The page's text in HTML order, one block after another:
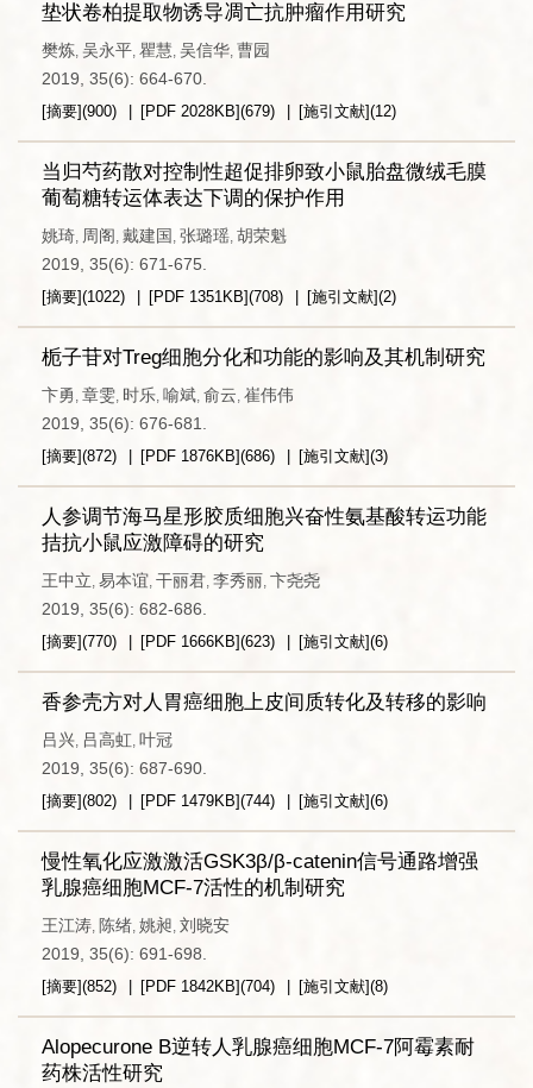
垫状卷柏提取物诱导凋亡抗肿瘤作用研究
樊炼, 吴永平, 瞿慧, 吴信华, 曹园
2019, 35(6): 664-670.
[摘要](900) [PDF 2028KB](679) [施引文献](12)
当归芍药散对控制性超促排卵致小鼠胎盘微绒毛膜
葡萄糖转运体表达下调的保护作用
姚琦, 周阁, 戴建国 , 张璐瑶, 胡荣魁
2019, 35(6): 671-675.
[摘要](1022) [PDF 1351KB](708) [施引文献](2)
栀子苷对Treg细胞分化和功能的影响及其机制研究
卞勇, 章雯, 时乐, 喻斌, 俞云, 崔伟伟
2019, 35(6): 676-681.
[摘要](872) [PDF 1876KB](686) [施引文献](3)
人参调节海马星形胶质细胞兴奋性氨基酸转运功能
拮抗小鼠应激障碍的研究
王中立, 易本谊, 干丽君, 李秀丽, 卞尧尧
2019, 35(6): 682-686.
[摘要](770) [PDF 1666KB](623) [施引文献](6)
香参壳方对人胃癌细胞上皮间质转化及转移的影响
吕兴, 吕高虹, 叶冠
2019, 35(6): 687-690.
[摘要](802) [PDF 1479KB](744) [施引文献](6)
慢性氧化应激激活GSK3β/β-catenin信号通路增强
乳腺癌细胞MCF-7活性的机制研究
王江涛, 陈绪, 姚昶, 刘晓安
2019, 35(6): 691-698.
[摘要](852) [PDF 1842KB](704) [施引文献](8)
Alopecurone B逆转人乳腺癌细胞MCF-7阿霉素耐
药株活性研究